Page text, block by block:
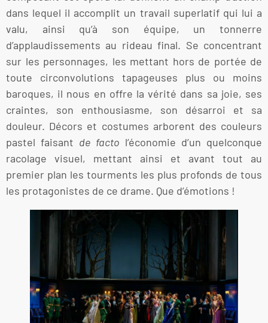
dans lequel il accomplit un travail superlatif qui lui a
valu, ainsi qu’à son équipe, un tonnerre
d’applaudissements au rideau final. Se concentrant
sur les personnages, les mettant hors de portée de
toute circonvolutions tapageuses plus ou moins
baroques, il nous en offre la vérité dans sa joie, ses
craintes, son enthousiasme, son désarroi et sa
douleur. Décors et costumes arborent des couleurs
pastel faisant de facto l’économie d’un quelconque
racolage visuel, mettant ainsi et avant tout au
premier plan les tourments les plus profonds de tous
les protagonistes de ce drame. Que d’émotions !